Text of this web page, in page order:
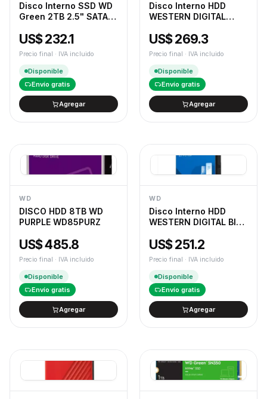
Disco Interno SSD WD
Green 2TB 2.5" SATA
US$ 232.1
Precio final · IVA incluido
Disponible
Envío gratis
Agregar
Disco Interno HDD
WESTERN DIGITAL
3.0 5400rpm
US$ 269.3
Precio final · IVA incluido
Disponible
Envío gratis
Agregar
WD
DISCO HDD 8TB WD
PURPLE WD85PURZ
US$ 485.8
Precio final · IVA incluido
Disponible
Envío gratis
Agregar
WD
Disco Interno HDD
WESTERN DIGITAL Blue
5400rpm
US$ 251.2
Precio final · IVA incluido
Disponible
Envío gratis
Agregar